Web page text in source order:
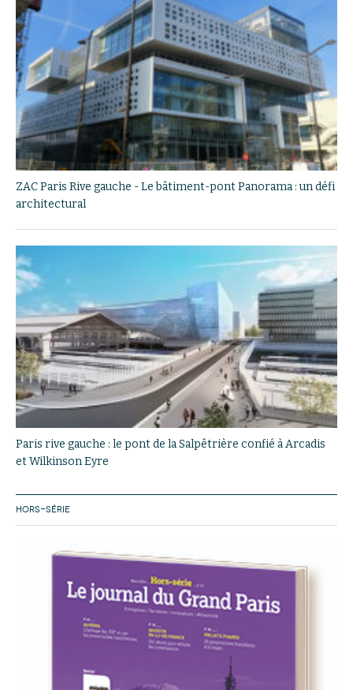
ZAC Paris Rive gauche - Le bâtiment-pont Panorama : un défi
architectural
Paris rive gauche : le pont de la Salpêtrière confié à Arcadis
et Wilkinson Eyre
HORS-SÉRIE